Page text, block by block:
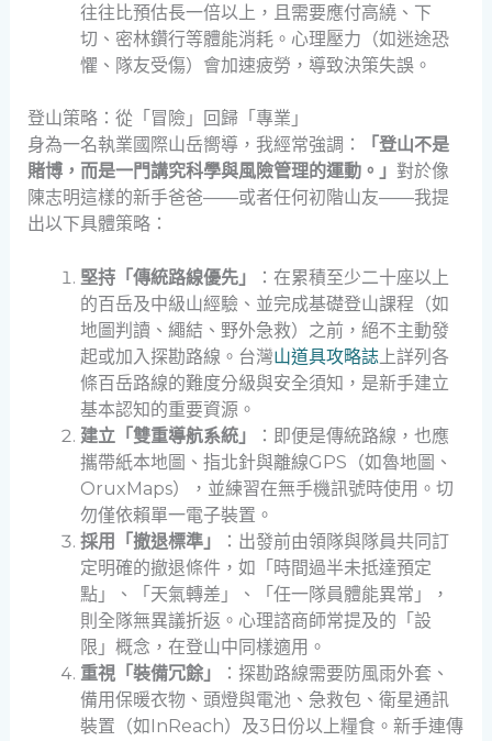
往往比預估長一倍以上，且需要應付高繞、下
切、密林鑽行等體能消耗。心理壓力（如迷途恐
懼、隊友受傷）會加速疲勞，導致決策失誤。
登山策略：從「冒險」回歸「專業」
身為一名執業國際山岳嚮導，我經常強調：
「登山不是
賭博，而是一門講究科學與風險管理的運動。」 對於像
陳志明這樣的新手爸爸——或者任何初階山友——我提
出以下具體策略：
堅持「傳統路線優先」
：在累積至少二十座以上
的百岳及中級山經驗、並完成基礎登山課程（如
地圖判讀、繩結、野外急救）之前，絕不主動發
起或加入探勘路線。台灣山道具攻略誌上詳列各
條百岳路線的難度分級與安全須知，是新手建立
基本認知的重要資源。
建立「雙重導航系統」
：即便是傳統路線，也應
攜帶紙本地圖、指北針與離線GPS（如魯地圖、
OruxMaps），並練習在無手機訊號時使用。切
勿僅依賴單一電子裝置。
採用「撤退標準」
：出發前由領隊與隊員共同訂
定明確的撤退條件，如「時間過半未抵達預定
點」、「天氣轉差」、「任一隊員體能異常」，
則全隊無異議折返。心理諮商師常提及的「設
限」概念，在登山中同樣適用。
重視「裝備冗餘」
：探勘路線需要防風雨外套、
備用保暖衣物、頭燈與電池、急救包、衛星通訊
裝置（如InReach）及3日份以上糧食。新手連傳